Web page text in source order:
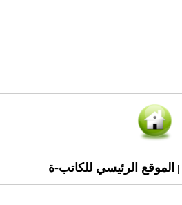
الموقع الرئيسي للكاتب-ة